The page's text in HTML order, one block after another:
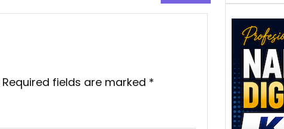
Required fields are marked *